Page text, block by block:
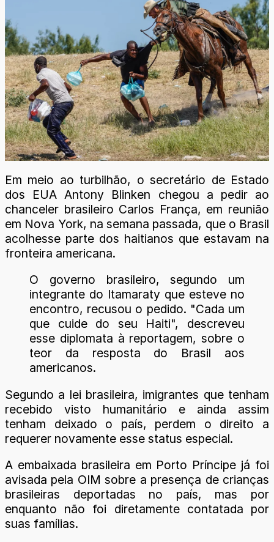
Em meio ao turbilhão, o secretário de Estado
dos EUA Antony Blinken chegou a pedir ao
chanceler brasileiro Carlos França, em reunião
em Nova York, na semana passada, que o Brasil
acolhesse parte dos haitianos que estavam na
fronteira americana.
O governo brasileiro, segundo um
integrante do Itamaraty que esteve no
encontro, recusou o pedido. "Cada um
que cuide do seu Haiti", descreveu
esse diplomata à reportagem, sobre o
teor da resposta do Brasil aos
americanos.
Segundo a lei brasileira, imigrantes que tenham
recebido visto humanitário e ainda assim
tenham deixado o país, perdem o direito a
requerer novamente esse status especial.
A embaixada brasileira em Porto Príncipe já foi
avisada pela OIM sobre a presença de crianças
brasileiras deportadas no país, mas por
enquanto não foi diretamente contatada por
suas famílias.